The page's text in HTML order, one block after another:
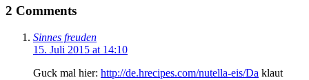
2 Comments
Sinnes freuden
15. Juli 2015 at 14:10
Guck mal hier: http://de.hrecipes.com/nutella-eis/Da klaut